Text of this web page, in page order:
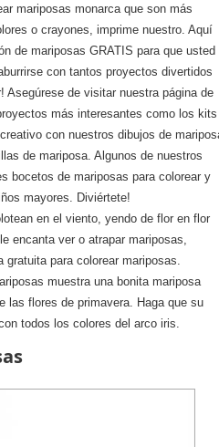
mariposas monarca que son más
o crayones, imprime nuestro. Aquí
de mariposas GRATIS para que usted
con tantos proyectos divertidos
Asegúrese de visitar nuestra página de
más interesantes como los kits
con nuestros dibujos de
de mariposa. Algunos de nuestros
bocetos de mariposas para colorear y
mayores. Diviértete!
en el viento, yendo de flor en flor
encanta ver o atrapar mariposas,
gratuita para colorear mariposas.
muestra una bonita mariposa
las flores de primavera. Haga que su
todos los colores del arco iris.